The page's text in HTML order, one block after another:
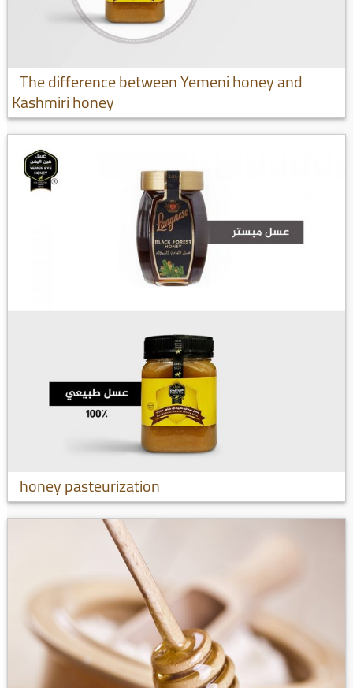
The difference between Yemeni honey and
Kashmiri honey
honey pasteurization